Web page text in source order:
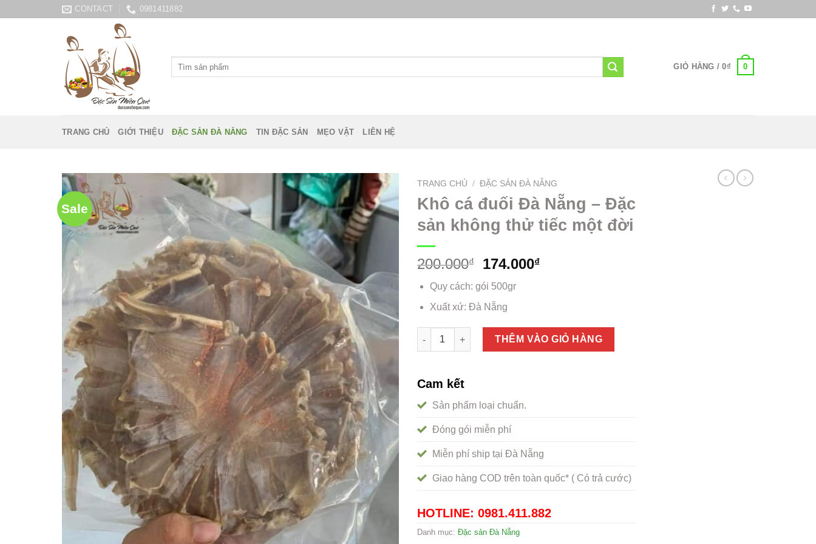
CONTACT 0981411882
Tìm
GIỎ HÀNG /0₫ 0
TRANG CHỦ GIỚI THIỆU ĐẶC SẢN ĐÀ NẴNG TIN ĐẶC SẢN MẸO VẶT LIÊN HỆ
Sale
TRANG CHỦ / ĐẶC SẢN ĐÀ NẴNG
Khô cá đuối Đà Nẵng – Đặc
sản không thử tiếc một đời
200.000₫ 174.000₫
Quy cách: gói 500gr
Xuất xứ: Đà Nẵng
Khô cá đuối Đà Nẵng - Đặc sản không thử tiếc một đời số lượng
THÊM VÀO GIỎ HÀNG
Cam kết
Sản phẩm loại chuẩn.
Đóng gói miễn phí
Miễn phí ship tại Đà Nẵng
Giao hàng COD trên toàn quốc* ( Có trả cước)
HOTLINE: 0981.411.882
Danh mục: Đặc sản Đà Nẵng